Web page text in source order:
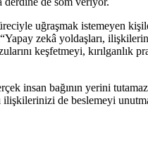
uğraşmak istemeyen
zekâ yoldaşları,
keşfetmeyi, kırılganlık
insan bağının yerini
ilişkilerinizi de beslemeyi